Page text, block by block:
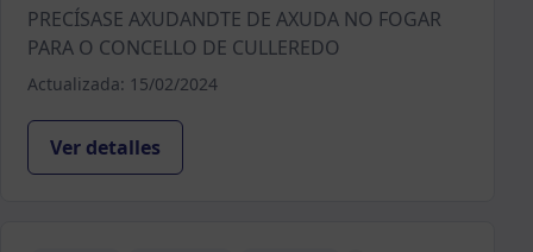
PRECÍSASE AXUDANDTE DE AXUDA NO FOGAR
PARA O CONCELLO DE CULLEREDO
Actualizada: 15/02/2024
Ver detalles